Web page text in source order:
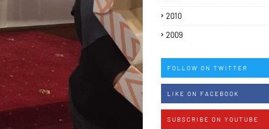
2010
2009
FOLLOW ON TWITTER
LIKE ON FACEBOOK
SUBSCRIBE ON YOUTUBE